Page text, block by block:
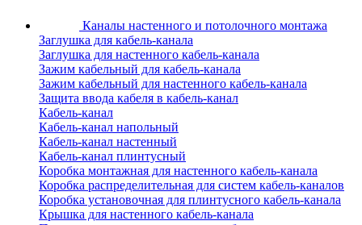
Каналы настенного и потолочного монтажа
Заглушка для кабель-канала
Заглушка для настенного кабель-канала
Зажим кабельный для кабель-канала
Зажим кабельный для настенного кабель-канала
Защита ввода кабеля в кабель-канал
Кабель-канал
Кабель-канал напольный
Кабель-канал настенный
Кабель-канал плинтусный
Коробка монтажная для настенного кабель-канала
Коробка распределительная для систем кабель-каналов
Коробка установочная для плинтусного кабель-канала
Крышка для настенного кабель-канала